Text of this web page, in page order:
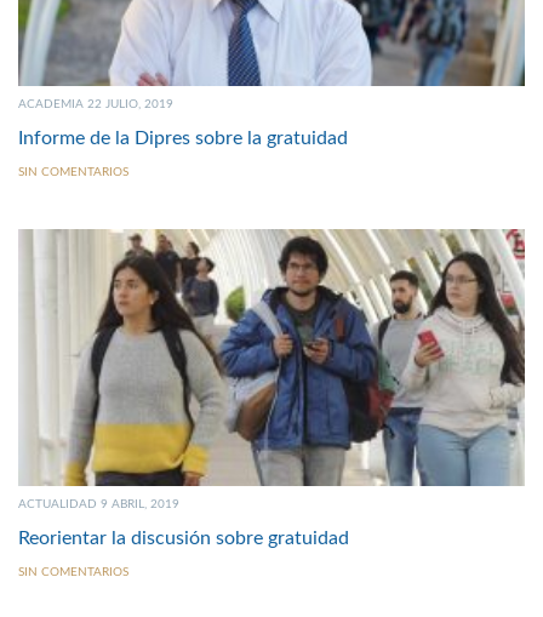
ACADEMIA 22 JULIO, 2019
Informe de la Dipres sobre la gratuidad
SIN COMENTARIOS
ACTUALIDAD 9 ABRIL, 2019
Reorientar la discusión sobre gratuidad
SIN COMENTARIOS